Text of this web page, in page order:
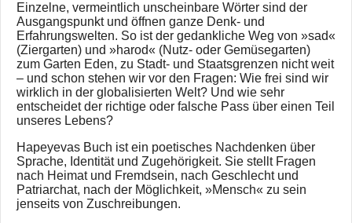
Einzelne, vermeintlich unscheinbare Wörter sind der
Ausgangspunkt und öffnen ganze Denk- und
Erfahrungswelten. So ist der gedankliche Weg von »sad«
(Ziergarten) und »harod« (Nutz- oder Gemüsegarten)
zum Garten Eden, zu Stadt- und Staatsgrenzen nicht weit
– und schon stehen wir vor den Fragen: Wie frei sind wir
wirklich in der globalisierten Welt? Und wie sehr
entscheidet der richtige oder falsche Pass über einen Teil
unseres Lebens?
Hapeyevas Buch ist ein poetisches Nachdenken über
Sprache, Identität und Zugehörigkeit. Sie stellt Fragen
nach Heimat und Fremdsein, nach Geschlecht und
Patriarchat, nach der Möglichkeit, »Mensch« zu sein
jenseits von Zuschreibungen.